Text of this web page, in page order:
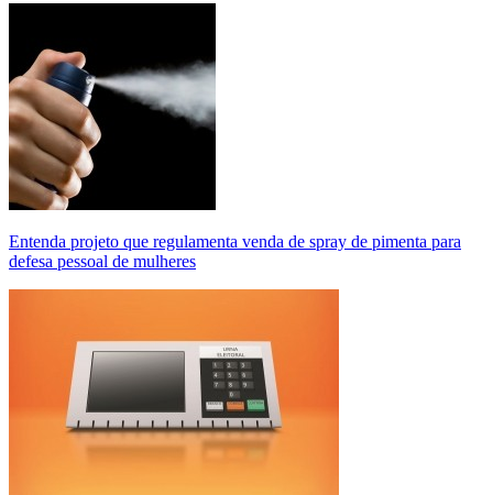
Entenda projeto que regulamenta venda de spray de pimenta para
defesa pessoal de mulheres